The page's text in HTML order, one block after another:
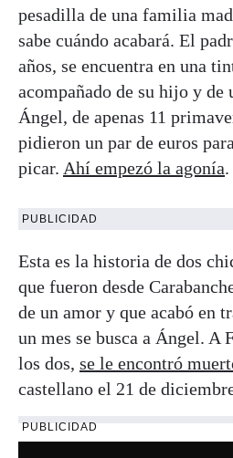
pesadilla de una familia
sabe cuándo acabará. El
años, se encuentra en una
acompañado de su hijo y de
Ángel, de apenas 11
pidieron un par de euros
picar. Ahí empezó la agonía.
PUBLICIDAD
Esta es la historia de dos
que fueron desde
de un amor y que acabó en
un mes se busca a Ángel. A
los dos, se le encontró
castellano el 21 de
PUBLICIDAD